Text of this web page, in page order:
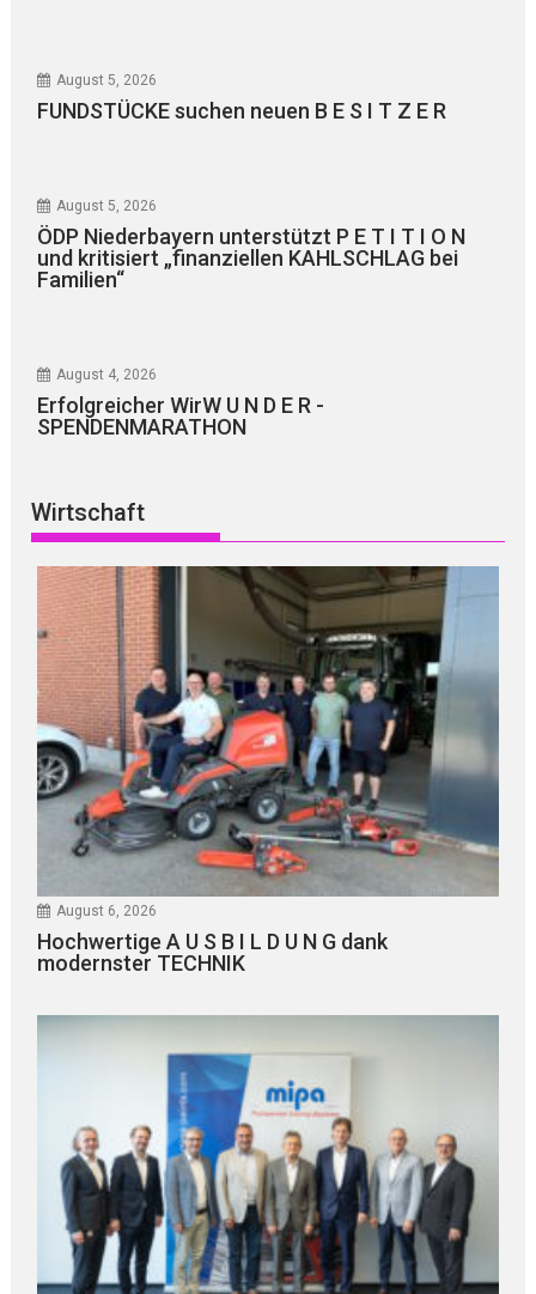
August 5, 2026
FUNDSTÜCKE suchen neuen B E S I T Z E R
August 5, 2026
ÖDP Niederbayern unterstützt P E T I T I O N
und kritisiert „finanziellen KAHLSCHLAG bei
Familien“
August 4, 2026
Erfolgreicher WirW U N D E R -
SPENDENMARATHON
Wirtschaft
August 6, 2026
Hochwertige A U S B I L D U N G dank
modernster TECHNIK